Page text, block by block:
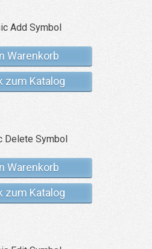
Warenkorb
zum Katalog
Warenkorb
zum Katalog